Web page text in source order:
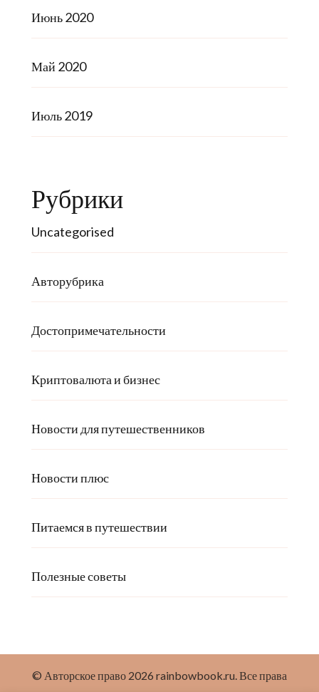
Июнь 2020
Май 2020
Июль 2019
Рубрики
Uncategorised
Авторубрика
Достопримечательности
Криптовалюта и бизнес
Новости для путешественников
Новости плюс
Питаемся в путешествии
Полезные советы
© Авторское право 2026 rainbowbook.ru. Все права